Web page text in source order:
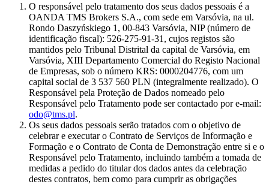
O responsável pelo tratamento dos seus dados pessoais é a
OANDA TMS Brokers S.A., com sede em Varsóvia, na ul.
Rondo Daszyńskiego 1, 00-843 Varsóvia, NIP (número de
identificação fiscal): 526-275-91-31, cujos registos são
mantidos pelo Tribunal Distrital da capital de Varsóvia, em
Varsóvia, XIII Departamento Comercial do Registo Nacional
de Empresas, sob o número KRS: 0000204776, com um
capital social de 3 537 560 PLN (integralmente realizado). O
Responsável pela Proteção de Dados nomeado pelo
Responsável pelo Tratamento pode ser contactado por e-mail:
odo@tms.pl.
Os seus dados pessoais serão tratados com o objetivo de
celebrar e executar o Contrato de Serviços de Informação e
Formação e o Contrato de Conta de Demonstração entre si e o
Responsável pelo Tratamento, incluindo também a tomada de
medidas a pedido do titular dos dados antes da celebração
destes contratos, bem como para cumprir as obrigações